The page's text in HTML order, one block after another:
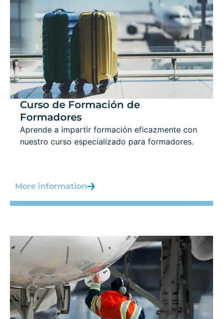
Curso de Formación de
Formadores
Aprende a impartir formación eficazmente con
nuestro curso especializado para formadores.
More information